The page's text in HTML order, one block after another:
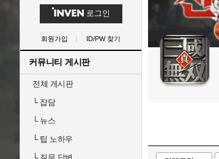
로그인
회원가입 ID/PW 찾기
커뮤니티 게시판
전체 게시판
└잡담
└뉴스
└팁 노하우